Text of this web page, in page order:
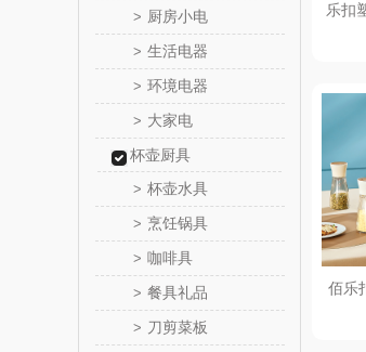
> 厨房小电
> 生活电器
> 环境电器
> 大家电
杯壶厨具
> 杯壶水具
> 烹饪锅具
> 咖啡具
> 餐具礼品
> 刀剪菜板
乐扣
佰乐